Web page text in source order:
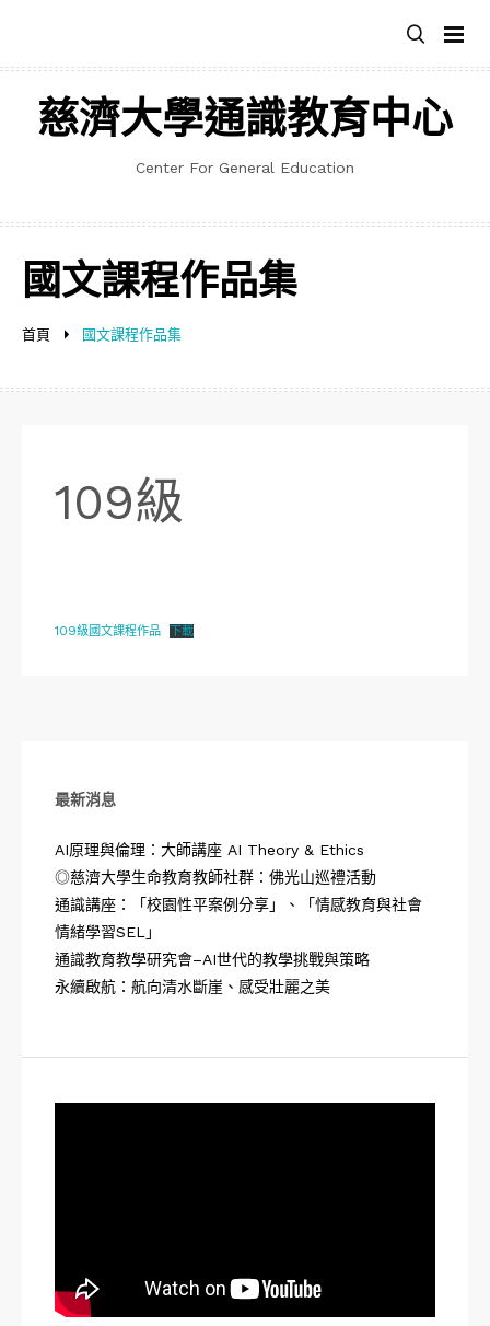
主
慈濟大學通識教育中心
Center For General Education
首頁 國文課程作品集
國文課程作品集
109級
109級國文課程作品 下載
最新消息
AI原理與倫理：大師講座 AI Theory & Ethics
◎慈濟大學生命教育教師社群：佛光山巡禮活動
通識講座：「校園性平案例分享」、「情感教育與社會
情緒學習SEL」
通識教育教學研究會–AI世代的教學挑戰與策略
永續啟航：航向清水斷崖、感受壯麗之美